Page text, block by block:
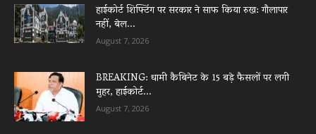
हाईकोर्ट शिफ्टिंग पर सरकार ने साफ किया रुख: गौलापार
नहीं, बेल...
August 7, 2026
BREAKING: धामी कैबिनेट के 15 बड़े फैसलों पर लगी
मुहर, हाईकोर्ट...
August 7, 2026